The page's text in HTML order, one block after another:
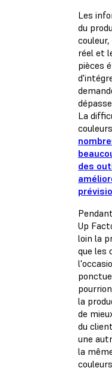
Les
du
réel et
pièces
La
des
Up
loin la
que les
la
de
du
une
la